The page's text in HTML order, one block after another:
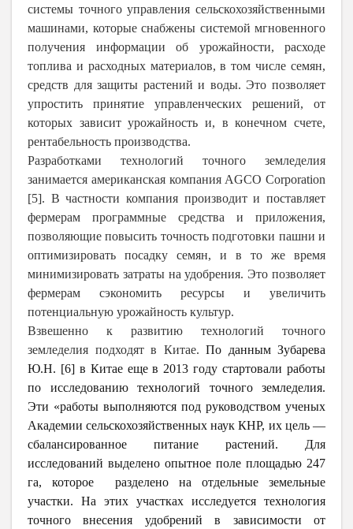
системы точного управления сельскохозяйственными
машинами, которые снабжены системой мгновенного
получения информации об урожайности, расходе
топлива и расходных материалов, в том числе семян,
средств для защиты растений и воды. Это позволяет
упростить принятие управленческих решений, от
которых зависит урожайность и, в конечном счете,
рентабельность производства.
Разработками технологий точного земледелия
занимается американская компания AGCO Corporation
[5]. В частности компания производит и поставляет
фермерам программные средства и приложения,
позволяющие повысить точность подготовки пашни и
оптимизировать посадку семян, и в то же время
минимизировать затраты на удобрения. Это позволяет
фермерам сэкономить ресурсы и увеличить
потенциальную урожайность культур.
Взвешенно к развитию технологий точного
земледелия подходят в Китае. По данным Зубарева
Ю.Н. [6] в Китае еще в 2013 году стартовали работы
по исследованию технологий точного земледелия.
Эти «работы выполняются под руководством ученых
Академии сельскохозяйственных наук КНР, их цель —
сбалансированное питание растений. Для
исследований выделено опытное поле площадью 247
га, которое разделено на отдельные земельные
участки. На этих участках исследуется технология
точного внесения удобрений в зависимости от